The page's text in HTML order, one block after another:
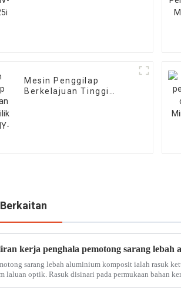
Mesin Penggilap
Berkelajuan Tinggi
sarang lebah aluminium komposit ialah rasuk
laluan optik. Rasuk disinari pada permukaan bahan